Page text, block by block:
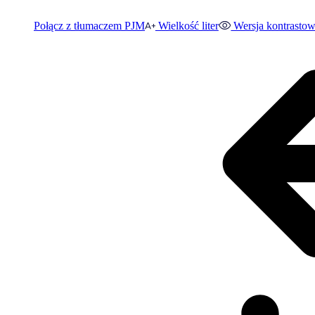
Połącz z tłumaczem PJM Wielkość liter Wersja